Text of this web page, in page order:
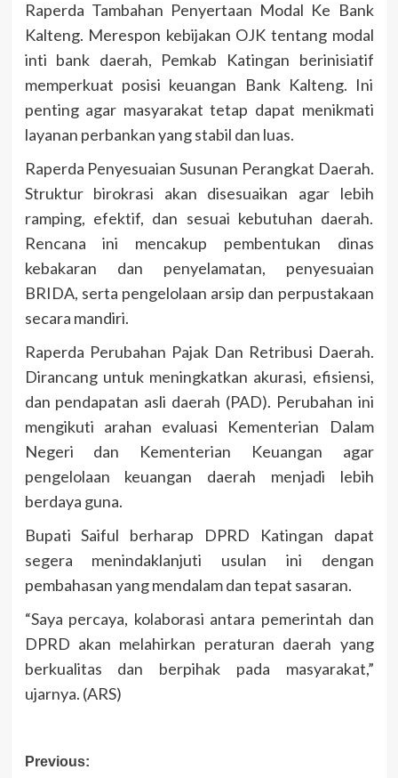
Raperda Tambahan Penyertaan Modal Ke Bank
Kalteng. Merespon kebijakan OJK tentang modal
inti bank daerah, Pemkab Katingan berinisiatif
memperkuat posisi keuangan Bank Kalteng. Ini
penting agar masyarakat tetap dapat menikmati
layanan perbankan yang stabil dan luas.
Raperda Penyesuaian Susunan Perangkat Daerah.
Struktur birokrasi akan disesuaikan agar lebih
ramping, efektif, dan sesuai kebutuhan daerah.
Rencana ini mencakup pembentukan dinas
kebakaran dan penyelamatan, penyesuaian
BRIDA, serta pengelolaan arsip dan perpustakaan
secara mandiri.
Raperda Perubahan Pajak Dan Retribusi Daerah.
Dirancang untuk meningkatkan akurasi, efisiensi,
dan pendapatan asli daerah (PAD). Perubahan ini
mengikuti arahan evaluasi Kementerian Dalam
Negeri dan Kementerian Keuangan agar
pengelolaan keuangan daerah menjadi lebih
berdaya guna.
Bupati Saiful berharap DPRD Katingan dapat
segera menindaklanjuti usulan ini dengan
pembahasan yang mendalam dan tepat sasaran.
“Saya percaya, kolaborasi antara pemerintah dan
DPRD akan melahirkan peraturan daerah yang
berkualitas dan berpihak pada masyarakat,”
ujarnya. (ARS)
Post
Previous: